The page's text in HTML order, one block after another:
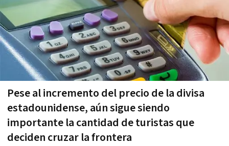
Pese al incremento del precio de la divisa
estadounidense, aún sigue siendo
importante la cantidad de turistas que
deciden cruzar la frontera